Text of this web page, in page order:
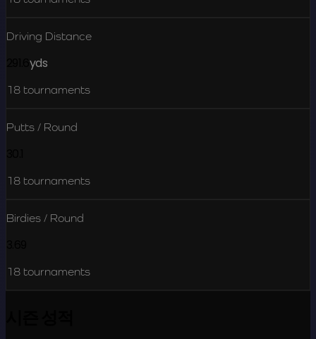
Driving Distance
yds
18 tournaments
Putts / Round
18 tournaments
Birdies / Round
18 tournaments